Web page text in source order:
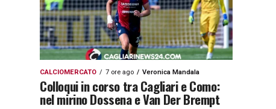
CALCIOMERCATO 7 ore ago Veronica Mandala
Colloqui in corso tra Cagliari e Como:
nel mirino Dossena e Van Der Brempt